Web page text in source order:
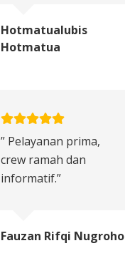
Hotmatualubis
Hotmatua
” Pelayanan prima,
crew ramah dan
informatif.”
Fauzan Rifqi Nugroho